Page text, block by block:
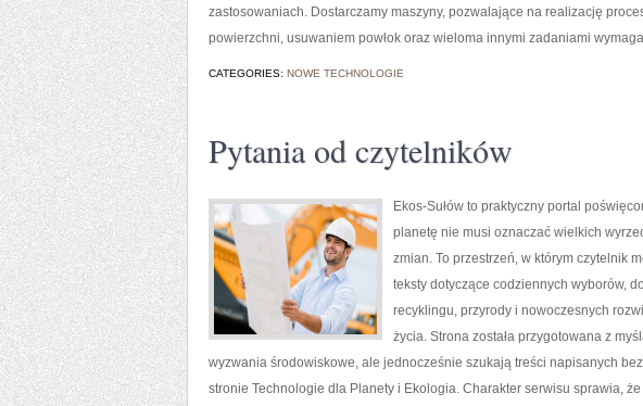
zastosowaniach. Dostarczamy maszyny, pozwalające na realizację
powierzchni, usuwaniem powłok oraz wieloma innymi zadaniami
CATEGORIES: NOWE TECHNOLOGIE
Pytania od czytelników
Ekos-Sułów to praktyczny portal
planetę nie musi oznaczać wielkich
zmian. To przestrzeń, w którym czytelnik
teksty dotyczące codziennych wyborów,
recyklingu, przyrody i nowoczesnych
życia. Strona została przygotowana z
wyzwania środowiskowe, ale jednocześnie szukają treści napisanych
stronie Technologie dla Planety i Ekologia. Charakter serwisu sprawia,